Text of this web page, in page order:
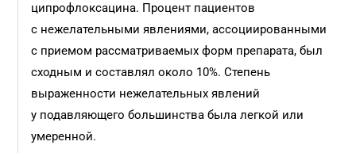
ципрофлоксацина. Процент пациентов
с нежелательными явлениями, ассоциированными
с приемом рассматриваемых форм препарата, был
сходным и составлял около 10%. Степень
выраженности нежелательных явлений
у подавляющего большинства была легкой или
умеренной.